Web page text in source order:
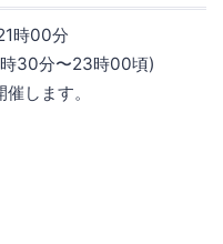
時00分
30分〜23時00頃)
します。